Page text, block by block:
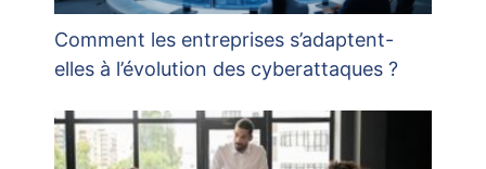
Comment les entreprises s’adaptent-
elles à l’évolution des cyberattaques ?